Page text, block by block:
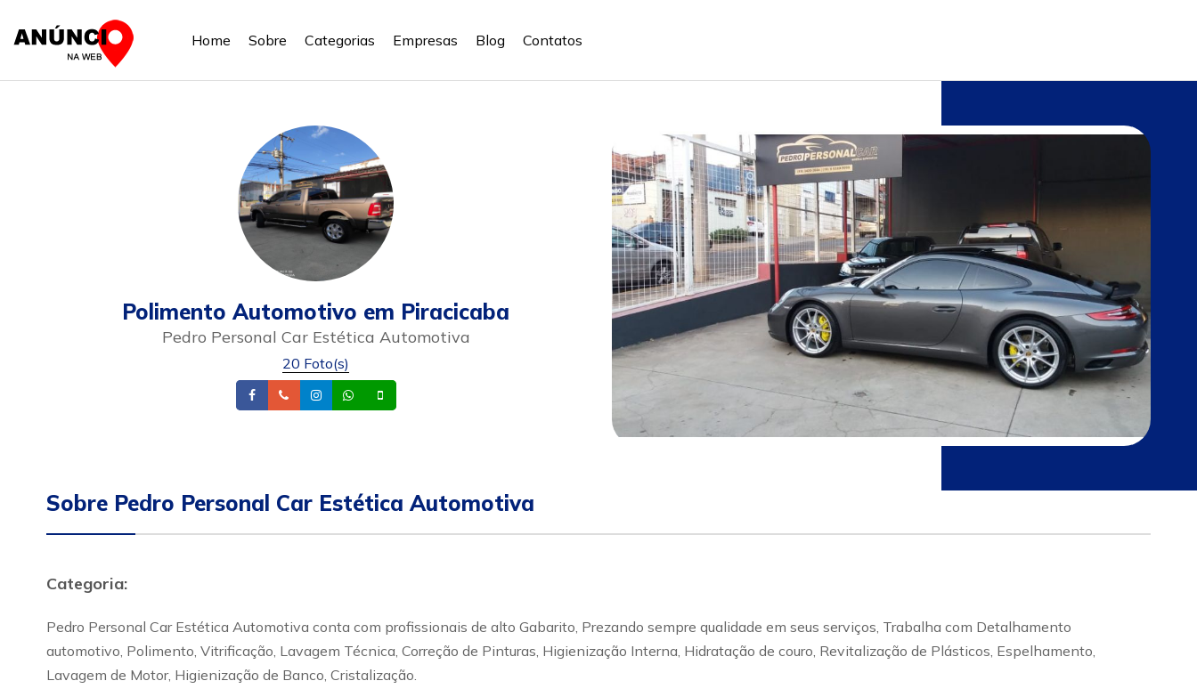
Home Sobre Categorias Empresas Blog Contatos
Polimento Automotivo em Piracicaba
Pedro Personal Car Estética Automotiva
20 Foto(s)
FacebookTelefoneInstagramWhatsapp
Sobre Pedro Personal Car Estética Automotiva
Categoria:
Pedro Personal Car Estética Automotiva conta com profissionais de alto Gabarito, Prezando sempre qualidade em seus serviços, Trabalha com Detalhamento
automotivo, Polimento, Vitrificação, Lavagem Técnica, Correção de Pinturas, Higienização Interna, Hidratação de couro, Revitalização de Plásticos, Espelhamento,
Lavagem de Motor, Higienização de Banco, Cristalização.